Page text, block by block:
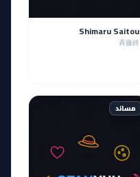
Shimaru Saitou
斉藤終
مساند